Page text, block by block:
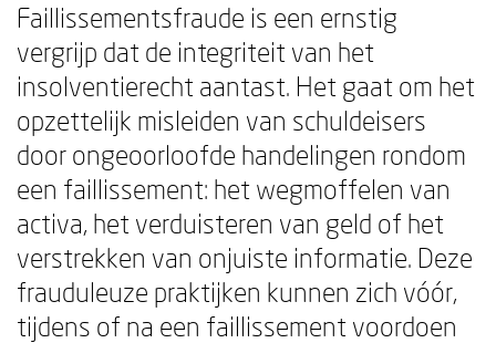
Faillissementsfraude is een ernstig
vergrijp dat de integriteit van het
insolventierecht aantast. Het gaat om het
opzettelijk misleiden van schuldeisers
door ongeoorloofde handelingen rondom
een faillissement: het wegmoffelen van
activa, het verduisteren van geld of het
verstrekken van onjuiste informatie. Deze
frauduleuze praktijken kunnen zich vóór,
tijdens of na een faillissement voordoen